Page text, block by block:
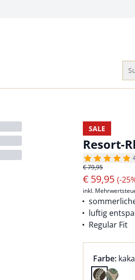
SALE
Resort-
€ 79,95
€ 59,95(-
inkl.
luftig
Regular Fit
Farbe:
Farbe